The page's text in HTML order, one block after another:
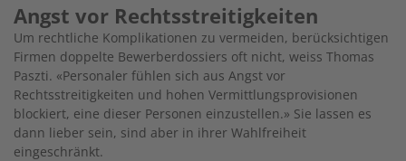
Angst vor Rechtsstreitigkeiten
Um rechtliche Komplikationen zu vermeiden, berücksichtigen
Firmen doppelte Bewerberdossiers oft nicht, weiss Thomas
Paszti. «Personaler fühlen sich aus Angst vor
Rechtsstreitigkeiten und hohen Vermittlungsprovisionen
blockiert, eine dieser Personen einzustellen.» Sie lassen es
dann lieber sein, sind aber in ihrer Wahlfreiheit
eingeschränkt.